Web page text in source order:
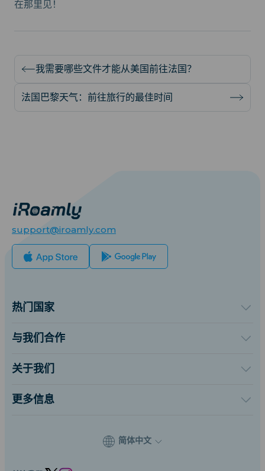
在那里见！
我需要哪些文件才能从美国前往法国？
法国巴黎天气：前往旅行的最佳时间
support@iroamly.com
热门国家
英国
土耳其
泰国
意大利
与我们合作
推荐并赚取奖励
联盟计划
关于我们
联系我们
更多信息
简体中文